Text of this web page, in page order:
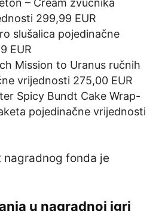
– Cream zvučnika
299,99 EUR
slušalica pojedinačne
EUR
Mission to Uranus ručnih
vrijednosti 275,00 EUR
Spicy Bundt Cake Wrap-
pojedinačne vrijednosti
fonda je
u nagradnoj igri